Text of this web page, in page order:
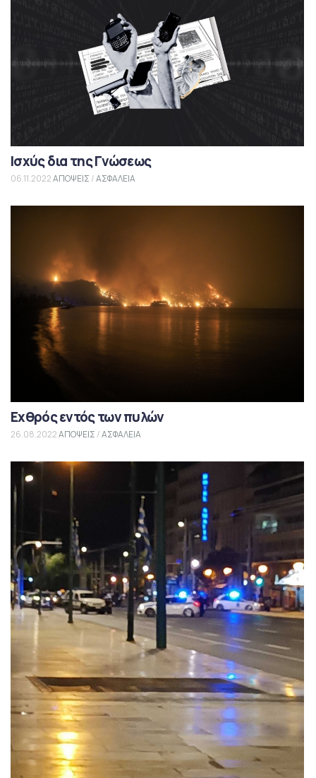
Ισχύς δια της Γνώσεως
06.11.2022ΑΠΟΨΕΙΣ /ΑΣΦΑΛΕΙΑ
Εχθρός εντός των πυλών
26.08.2022ΑΠΟΨΕΙΣ /ΑΣΦΑΛΕΙΑ